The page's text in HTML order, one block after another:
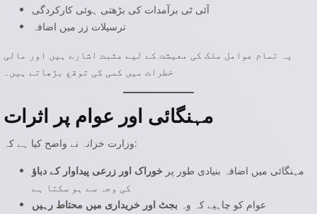
آئی ٹی برآمدات کی بڑھتی ہوئی کارکردگی
ترسیلات زر میں اضافہ
یہ تمام عوامل ملک کی معیشت کے لیے مثبت اشارے ہیں اور مالی
خطرات میں کمی کی توقع بڑھاتے ہیں۔
مہنگائی اور عوام پر اثرات
وزارت خزانہ نے واضح کیا ہے کہ:
مہنگائی میں اضافہ بنیادی طور پر خوراک اور زرعی پیداوار کے دباؤ
کی وجہ سے ہو سکتا ہے
عوام کو چاہیے کہ وہ بجٹ اور خریداری میں محتاط رہیں